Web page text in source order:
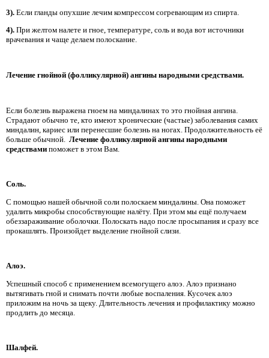
3). Если гланды опухшие лечим компрессом согревающим из спирта.
4). При желтом налете и гное, температуре, соль и вода вот источники
врачевания и чаще делаем полоскание.
Лечение гнойной (фолликулярной) ангины народными средствами.
Если болезнь выражена гноем на миндалинах то это гнойная ангина.
Страдают обычно те, кто имеют хронические (частые) заболевания самих
миндалин, кариес или перенесшие болезнь на ногах. Продолжительность её
больше обычной. Лечение фолликулярной ангины народными
средствами поможет в этом Вам.
Соль.
С помощью нашей обычной соли полоскаем миндалины. Она поможет
удалить микробы способствующие налёту. При этом мы ещё получаем
обеззараживание оболочки. Полоскать надо после просыпания и сразу все
прокашлять. Произойдет выделение гнойной слизи.
Алоэ.
Успешный способ с применением всемогущего алоэ. Алоэ признано
вытягивать гной и снимать почти любые воспаления. Кусочек алоэ
приложим на ночь за щеку. Длительность лечения и профилактику можно
продлить до месяца.
Шалфей.